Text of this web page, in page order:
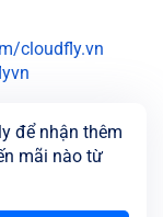
cloudfly.vn
để nhận thêm
mãi nào từ